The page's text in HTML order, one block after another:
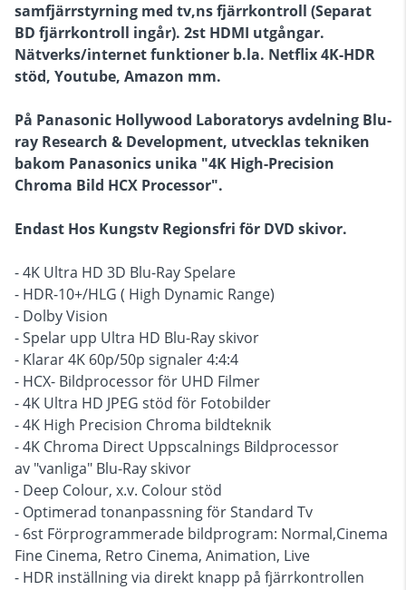
samfjärrstyrning med tv,ns fjärrkontroll (Separat
BD fjärrkontroll ingår). 2st HDMI utgångar.
Nätverks/internet funktioner b.la. Netflix 4K-HDR
stöd, Youtube, Amazon mm.
På Panasonic Hollywood Laboratorys avdelning Blu-
ray Research & Development, utvecklas tekniken
bakom Panasonics unika "4K High-Precision
Chroma Bild HCX Processor".
Endast Hos Kungstv Regionsfri för DVD skivor.
- 4K Ultra HD 3D Blu-Ray Spelare
- HDR-10+/HLG ( High Dynamic Range)
- Dolby Vision
- Spelar upp Ultra HD Blu-Ray skivor
- Klarar 4K 60p/50p signaler 4:4:4
- HCX- Bildprocessor för UHD Filmer
- 4K Ultra HD JPEG stöd för Fotobilder
- 4K High Precision Chroma bildteknik
- 4K Chroma Direct Uppscalnings Bildprocessor
av "vanliga" Blu-Ray skivor
- Deep Colour, x.v. Colour stöd
- Optimerad tonanpassning för Standard Tv
- 6st Förprogrammerade bildprogram: Normal,Cinema
Fine Cinema, Retro Cinema, Animation, Live
- HDR inställning via direkt knapp på fjärrkontrollen